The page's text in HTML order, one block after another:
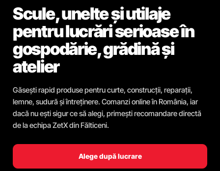
Scule, unelte și utilaje
pentru lucrări serioase în
gospodărie, grădină și
atelier
Găsești rapid produse pentru curte, construcții, reparații,
lemne, sudură și întreținere. Comanzi online în România, iar
dacă nu ești sigur ce să alegi, primești recomandare directă
de la echipa ZetX din Fălticeni.
Alege după lucrare